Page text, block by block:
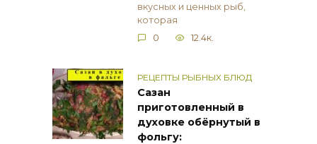
вкусных и ценных рыб,
которая
0
12.4к.
РЕЦЕПТЫ РЫБНЫХ БЛЮД
Сазан
приготовленный в
духовке обёрнутый в
фольгу: